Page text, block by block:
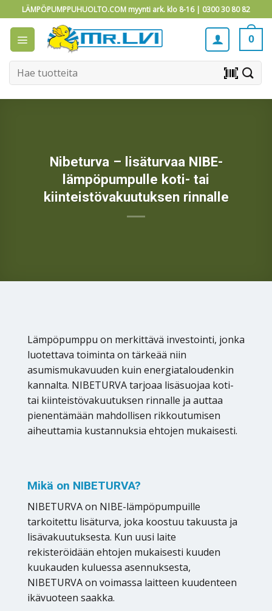
to
content
LÄMPÖPUMPPUHUOLTO.COM myynti ark. klo 8-16 | 0300 30 80 82
0
Etsi: barcode_scanner
Nibeturva – lisäturvaa NIBE-
lämpöpumpulle koti- tai
kiinteistövakuutuksen rinnalle
Lämpöpumppu on merkittävä investointi, jonka
luotettava toiminta on tärkeää niin
asumismukavuuden kuin energiataloudenkin
kannalta. NIBETURVA tarjoaa lisäsuojaa koti-
tai kiinteistövakuutuksen rinnalle ja auttaa
pienentämään mahdollisen rikkoutumisen
aiheuttamia kustannuksia ehtojen mukaisesti.
Mikä on NIBETURVA?
NIBETURVA on NIBE-lämpöpumpuille
tarkoitettu lisäturva, joka koostuu takuusta ja
lisävakuutuksesta. Kun uusi laite
rekisteröidään ehtojen mukaisesti kuuden
kuukauden kuluessa asennuksesta,
NIBETURVA on voimassa laitteen kuudenteen
ikävuoteen saakka.